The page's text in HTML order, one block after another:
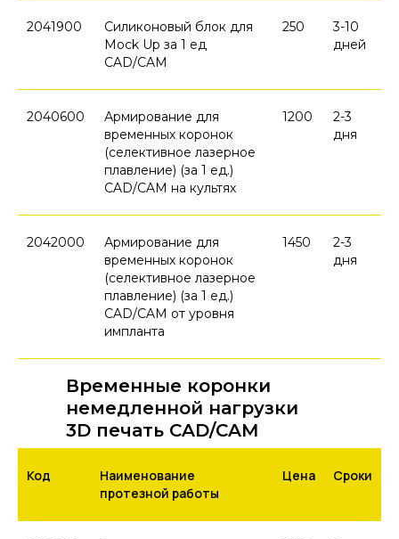
2041900
Силиконовый блок для
Mock Up за 1 ед
CAD/CAM
250
3-10
дней
2040600
Армирование для
временных коронок
(селективное лазерное
плавление) (за 1 ед.)
CAD/CAM на культях
1200
2-3
дня
2042000
Армирование для
временных коронок
(селективное лазерное
плавление) (за 1 ед.)
CAD/CAM от уровня
импланта
1450
2-3
дня
Временные коронки
немедленной нагрузки
3D печать CAD/CAM
Код
Наименование
протезной работы
Цена Сроки